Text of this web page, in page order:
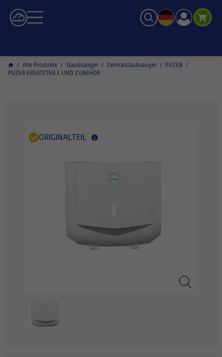
/ Alle Produkte / Staubsauger / Zentralstaubsauger / PUZER /
PUZER ERSATZTEILE UND ZUBEHÖR
ORIGINALTEIL